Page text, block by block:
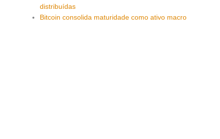
distribuídas
Bitcoin consolida maturidade como ativo macro